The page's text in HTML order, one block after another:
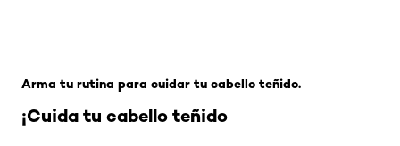
¡Cuida tu cabello teñido
Arma tu rutina para cuidar tu cabello teñido.